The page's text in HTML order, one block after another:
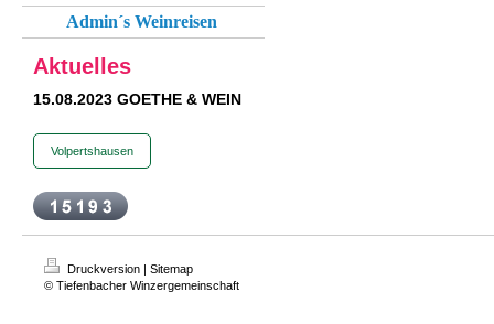
Admin´s Weinreisen
Aktuelles
15.08.2023 GOETHE & WEIN
Volpertshausen
Druckversion | Sitemap
© Tiefenbacher Winzergemeinschaft